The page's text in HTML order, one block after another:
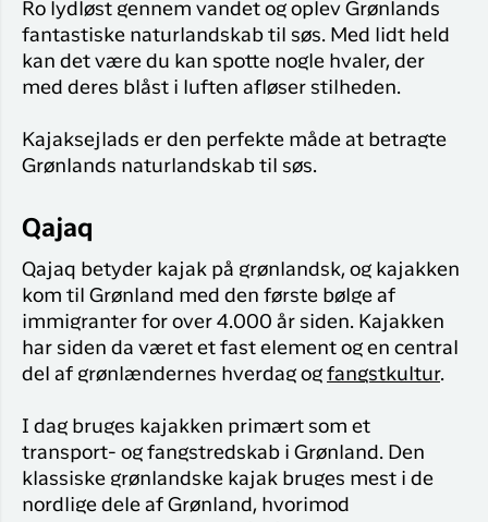
Ro lydløst gennem vandet og oplev Grønlands
fantastiske naturlandskab til søs. Med lidt held
kan det være du kan spotte nogle hvaler, der
med deres blåst i luften afløser stilheden.
Kajaksejlads er den perfekte måde at betragte
Grønlands naturlandskab til søs.
Qajaq
Qajaq betyder kajak på grønlandsk, og kajakken
kom til Grønland med den første bølge af
immigranter for over 4.000 år siden. Kajakken
har siden da været et fast element og en central
del af grønlændernes hverdag ogfangstkultur.
I dag bruges kajakken primært som et
transport- og fangstredskab i Grønland. Den
klassiske grønlandske kajak bruges mest i de
nordlige dele af Grønland, hvorimod